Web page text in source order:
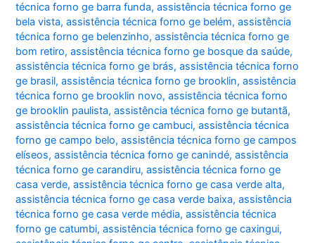
técnica forno ge barra funda,assistência técnica forno ge
bela vista,assistência técnica forno ge belém,assistência
técnica forno ge belenzinho,assistência técnica forno ge
bom retiro,assistência técnica forno ge bosque da saúde,
assistência técnica forno ge brás,assistência técnica forno
ge brasil,assistência técnica forno ge brooklin,assistência
técnica forno ge brooklin novo,assistência técnica forno
ge brooklin paulista,assistência técnica forno ge butantã,
assistência técnica forno ge cambuci,assistência técnica
forno ge campo belo,assistência técnica forno ge campos
elíseos,assistência técnica forno ge canindé,assistência
técnica forno ge carandiru,assistência técnica forno ge
casa verde,assistência técnica forno ge casa verde alta,
assistência técnica forno ge casa verde baixa,assistência
técnica forno ge casa verde média,assistência técnica
forno ge catumbi,assistência técnica forno ge caxingui,